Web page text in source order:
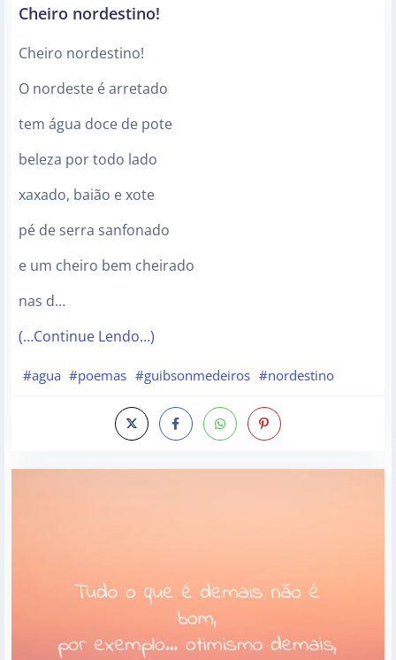
Cheiro nordestino!
Cheiro nordestino!
O nordeste é arretado
tem água doce de pote
beleza por todo lado
xaxado, baião e xote
pé de serra sanfonado
e um cheiro bem cheirado
nas d…
(…Continue Lendo…)
#agua #poemas #guibsonmedeiros #nordestino